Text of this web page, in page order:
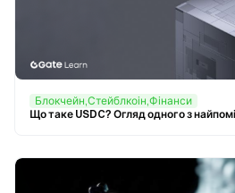
Блокчейн,Стейблкоін,Фінанси
Що таке USDC? Огляд одного з